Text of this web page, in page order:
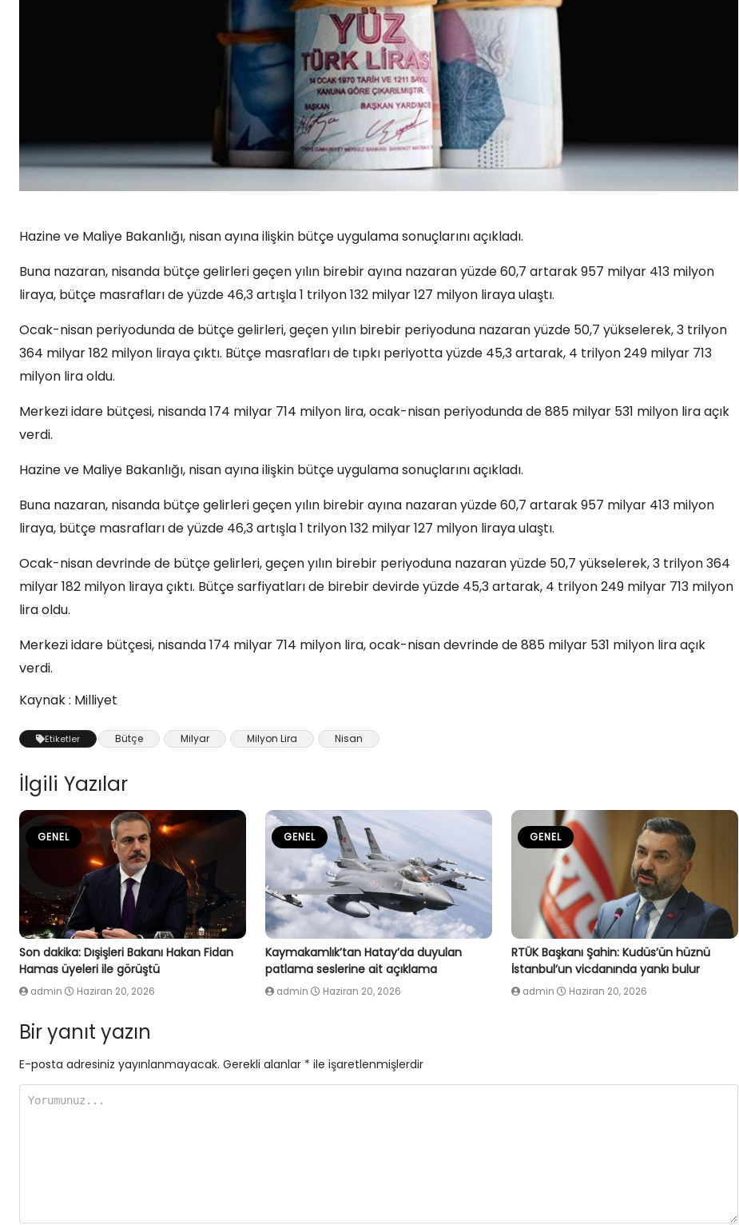
Hazine ve Maliye Bakanlığı, nisan ayına ilişkin bütçe uygulama sonuçlarını açıkladı.
Buna nazaran, nisanda bütçe gelirleri geçen yılın birebir ayına nazaran yüzde 60,7 artarak 957 milyar 413 milyon
liraya, bütçe masrafları de yüzde 46,3 artışla 1 trilyon 132 milyar 127 milyon liraya ulaştı.
Ocak-nisan periyodunda de bütçe gelirleri, geçen yılın birebir periyoduna nazaran yüzde 50,7 yükselerek, 3 trilyon
364 milyar 182 milyon liraya çıktı. Bütçe masrafları de tıpkı periyotta yüzde 45,3 artarak, 4 trilyon 249 milyar 713
milyon lira oldu.
Merkezi idare bütçesi, nisanda 174 milyar 714 milyon lira, ocak-nisan periyodunda de 885 milyar 531 milyon lira açık
verdi.
Hazine ve Maliye Bakanlığı, nisan ayına ilişkin bütçe uygulama sonuçlarını açıkladı.
Buna nazaran, nisanda bütçe gelirleri geçen yılın birebir ayına nazaran yüzde 60,7 artarak 957 milyar 413 milyon
liraya, bütçe masrafları de yüzde 46,3 artışla 1 trilyon 132 milyar 127 milyon liraya ulaştı.
Ocak-nisan devrinde de bütçe gelirleri, geçen yılın birebir periyoduna nazaran yüzde 50,7 yükselerek, 3 trilyon 364
milyar 182 milyon liraya çıktı. Bütçe sarfiyatları de birebir devirde yüzde 45,3 artarak, 4 trilyon 249 milyar 713 milyon
lira oldu.
Merkezi idare bütçesi, nisanda 174 milyar 714 milyon lira, ocak-nisan devrinde de 885 milyar 531 milyon lira açık
verdi.
Kaynak : Milliyet
Etiketler Bütçe Milyar Milyon Lira Nisan
İlgili Yazılar
GENEL
Son dakika: Dışişleri Bakanı Hakan Fidan
Hamas üyeleri ile görüştü
admin Haziran 20, 2026
GENEL
Kaymakamlık’tan Hatay’da duyulan
patlama seslerine ait açıklama
admin Haziran 20, 2026
GENEL
RTÜK Başkanı Şahin: Kudüs’ün hüznü
İstanbul’un vicdanında yankı bulur
admin Haziran 20, 2026
Bir yanıt yazın
E-posta adresiniz yayınlanmayacak. Gerekli alanlar * ile işaretlenmişlerdir